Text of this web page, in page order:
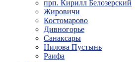
прп. Кирилл Белозерский
Жировичи
Костомарово
Дивногорье
Санаксары
Нилова Пустынь
Раифа